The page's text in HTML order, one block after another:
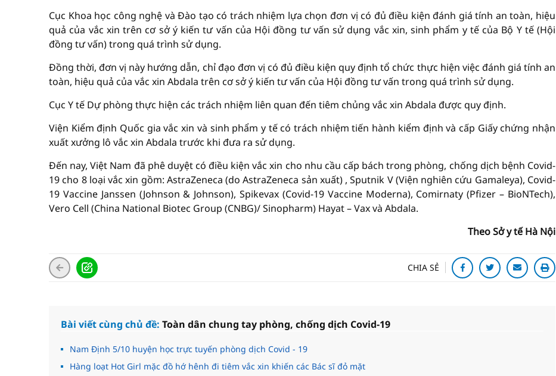
Cục Khoa học công nghệ và Đào tạo có trách nhiệm lựa chọn đơn vị có đủ điều kiện đánh giá tính an toàn, hiệu
quả của vắc xin trên cơ sở ý kiến tư vấn của Hội đồng tư vấn sử dụng vắc xin, sinh phẩm y tế của Bộ Y tế (Hội
đồng tư vấn) trong quá trình sử dụng.
Đồng thời, đơn vị này hướng dẫn, chỉ đạo đơn vị có đủ điều kiện quy định tổ chức thực hiện việc đánh giá tính an
toàn, hiệu quả của vắc xin Abdala trên cơ sở ý kiến tư vấn của Hội đồng tư vấn trong quá trình sử dụng.
Cục Y tế Dự phòng thực hiện các trách nhiệm liên quan đến tiêm chủng vắc xin Abdala được quy định.
Viện Kiểm định Quốc gia vắc xin và sinh phẩm y tế có trách nhiệm tiến hành kiểm định và cấp Giấy chứng nhận
xuất xưởng lô vắc xin Abdala trước khi đưa ra sử dụng.
Đến nay, Việt Nam đã phê duyệt có điều kiện vắc xin cho nhu cầu cấp bách trong phòng, chống dịch bệnh Covid-
19 cho 8 loại vắc xin gồm: AstraZeneca (do AstraZeneca sản xuất) , Sputnik V (Viện nghiên cứu Gamaleya), Covid-
19 Vaccine Janssen (Johnson & Johnson), Spikevax (Covid-19 Vaccine Moderna), Comirnaty (Pfizer – BioNTech),
Vero Cell (China National Biotec Group (CNBG)/ Sinopharm) Hayat – Vax và Abdala.
Theo Sở y tế Hà Nội
CHIA SẺ
Bài viết cùng chủ đề: Toàn dân chung tay phòng, chống dịch Covid-19
Nam Định 5/10 huyện học trực tuyến phòng dịch Covid - 19
Hàng loạt Hot Girl mặc đồ hớ hênh đi tiêm vắc xin khiến các Bác sĩ đỏ mặt